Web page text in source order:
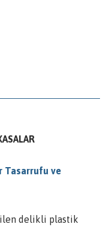
Tasarrufu ve
delikli plastik